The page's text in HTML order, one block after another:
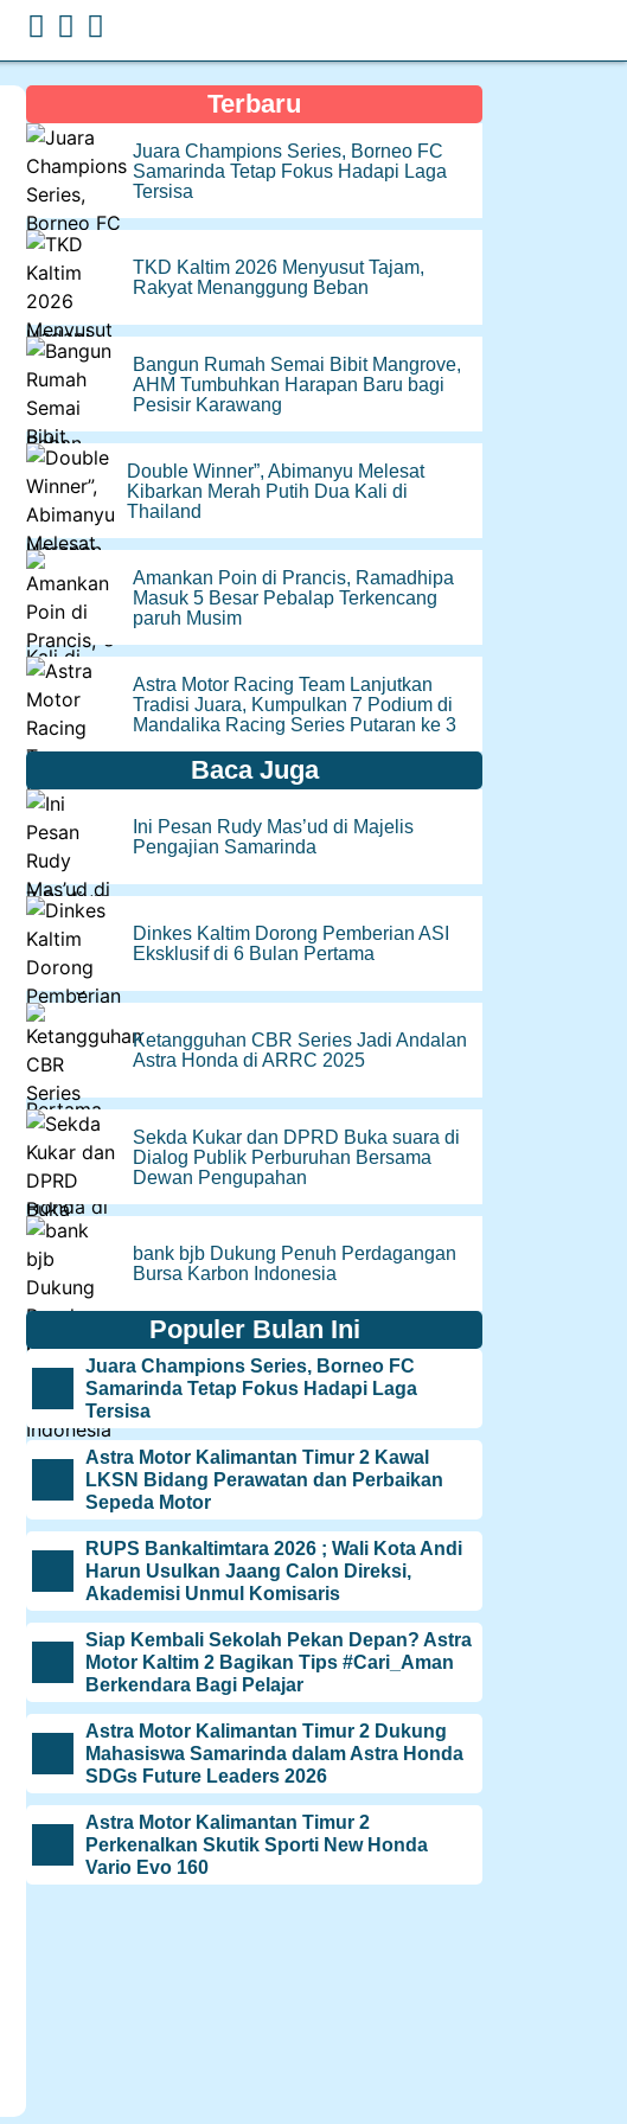
Terbaru
Juara Champions Series, Borneo FC
Samarinda Tetap Fokus Hadapi Laga
Tersisa
TKD Kaltim 2026 Menyusut Tajam,
Rakyat Menanggung Beban
Bangun Rumah Semai Bibit Mangrove,
AHM Tumbuhkan Harapan Baru bagi
Pesisir Karawang
Double Winner”, Abimanyu Melesat
Kibarkan Merah Putih Dua Kali di
Thailand
Amankan Poin di Prancis, Ramadhipa
Masuk 5 Besar Pebalap Terkencang
paruh Musim
Astra Motor Racing Team Lanjutkan
Tradisi Juara, Kumpulkan 7 Podium di
Mandalika Racing Series Putaran ke 3
Baca Juga
Ini Pesan Rudy Mas’ud di Majelis
Pengajian Samarinda
Dinkes Kaltim Dorong Pemberian ASI
Eksklusif di 6 Bulan Pertama
Ketangguhan CBR Series Jadi Andalan
Astra Honda di ARRC 2025
Sekda Kukar dan DPRD Buka suara di
Dialog Publik Perburuhan Bersama
Dewan Pengupahan
bank bjb Dukung Penuh Perdagangan
Bursa Karbon Indonesia
Populer Bulan Ini
Juara Champions Series, Borneo FC
Samarinda Tetap Fokus Hadapi Laga
Tersisa
Astra Motor Kalimantan Timur 2 Kawal
LKSN Bidang Perawatan dan Perbaikan
Sepeda Motor
RUPS Bankaltimtara 2026 ; Wali Kota Andi
Harun Usulkan Jaang Calon Direksi,
Akademisi Unmul Komisaris
Siap Kembali Sekolah Pekan Depan? Astra
Motor Kaltim 2 Bagikan Tips #Cari_Aman
Berkendara Bagi Pelajar
Astra Motor Kalimantan Timur 2 Dukung
Mahasiswa Samarinda dalam Astra Honda
SDGs Future Leaders 2026
Astra Motor Kalimantan Timur 2
Perkenalkan Skutik Sporti New Honda
Vario Evo 160